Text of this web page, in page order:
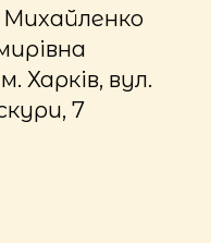
Михайленко
Харків, вул.
7